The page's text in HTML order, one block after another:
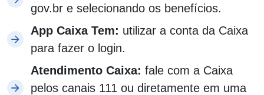
gov.br e selecionando os benefícios.
App Caixa Tem: utilizar a conta da Caixa
para fazer o login.
Atendimento Caixa: fale com a Caixa
pelos canais 111 ou diretamente em uma